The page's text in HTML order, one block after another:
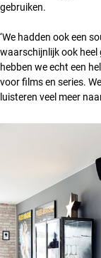
gebruiken.
‘We hadden ook een
waarschijnlijk ook heel
hebben we echt een
voor films en series.
luisteren veel meer